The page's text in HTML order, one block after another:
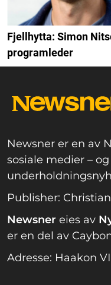
Fjellhytta: Simon
programleder
Newsner er en av
sosiale medier –
Publisher:
Newsner eies av
er en del av
Adresse: Haakon